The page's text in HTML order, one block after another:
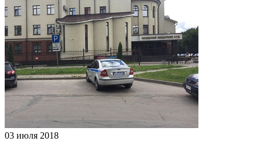
03 июля 2018